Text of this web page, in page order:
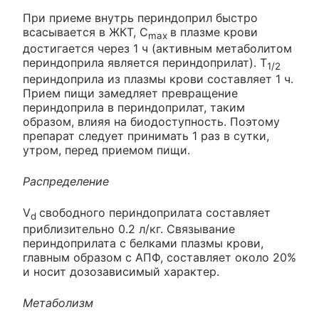
При приеме внутрь периндоприл быстро
всасывается в ЖКТ, Сmax в плазме крови
достигается через 1 ч (активным метаболитом
периндоприла является периндоприлат). Т1/2
периндоприла из плазмы крови составляет 1 ч.
Прием пищи замедляет превращение
периндоприла в периндоприлат, таким
образом, влияя на биодоступность. Поэтому
препарат следует принимать 1 раз в сутки,
утром, перед приемом пищи.
Распределение
Vd свободного периндоприлата составляет
приблизительно 0.2 л/кг. Связывание
периндоприлата с белками плазмы крови,
главным образом с АПФ, составляет около 20%
и носит дозозависимый характер.
Метаболизм